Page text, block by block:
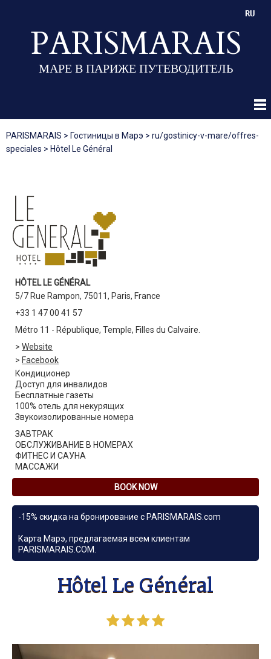
PARISMARAIS
МАРЕ В ПАРИЖЕ ПУТЕВОДИТЕЛЬ
RU
PARISMARAIS > Гостиницы в Марэ > ru/gostinicy-v-mare/offres-
speciales > Hôtel Le Général
HÔTEL LE GÉNÉRAL
5/7 Rue Rampon, 75011, Paris, France
+33 1 47 00 41 57
Métro 11 - République, Temple, Filles du Calvaire.
> Website
> Facebook
Кондиционер
Доступ для инвалидов
Бесплатные газеты
100% отель для некурящих
Звукоизолированные номера
ЗАВТРАК
ОБСЛУЖИВАНИЕ В НОМЕРАХ
ФИТНЕС И САУНА
МАССАЖИ
BOOK NOW
-15% скидка на бронирование с PARISMARAIS.com
Карта Марэ, предлагаемая всем клиентам
PARISMARAIS.COM.
Hôtel Le Général